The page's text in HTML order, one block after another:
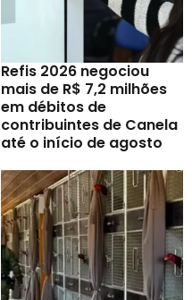
Refis 2026 negociou
mais de R$ 7,2 milhões
em débitos de
contribuintes de Canela
até o início de agosto